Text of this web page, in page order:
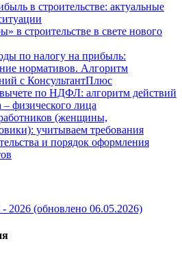
в строительстве: актуальные
в строительстве в свете нового
по налогу на прибыль:
нормативов. Алгоритм
с КонсультантПлюс
по НДФЛ: алгоритм действий
физического лица
(женщины,
учитываем требования
и порядок оформления
2026 (обновлено 06.05.2026)